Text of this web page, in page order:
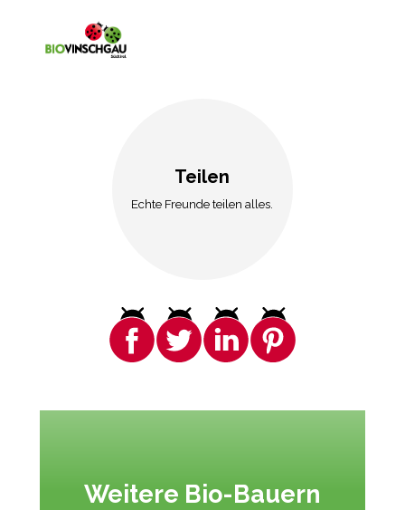
Teilen
Echte Freunde teilen alles.
Weitere Bio-Bauern